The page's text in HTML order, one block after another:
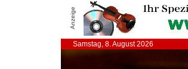
Anzeige
Samstag, 8. August 2026